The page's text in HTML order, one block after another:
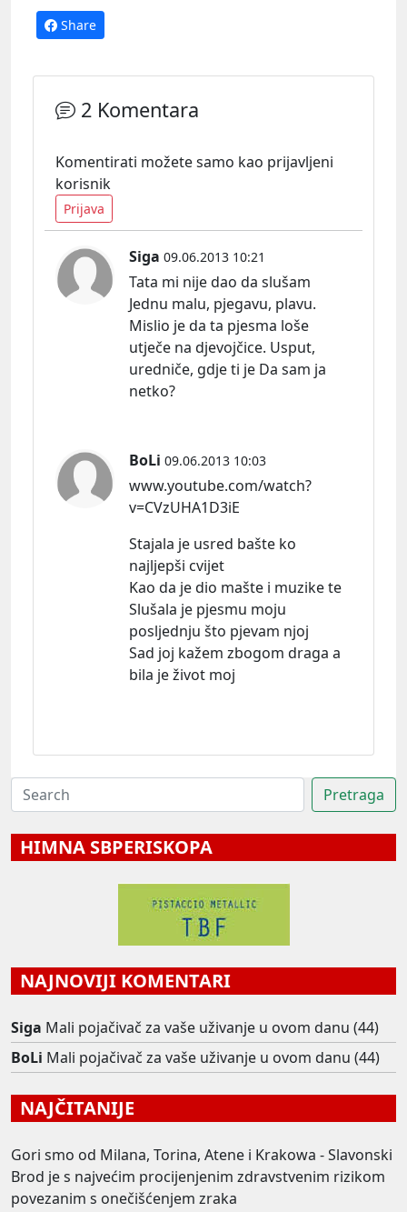
Share
2 Komentara
Komentirati možete samo kao prijavljeni
korisnik
Prijava
Siga 09.06.2013 10:21
Tata mi nije dao da slušam
Jednu malu, pjegavu, plavu.
Mislio je da ta pjesma loše
utječe na djevojčice. Usput,
uredniče, gdje ti je Da sam ja
netko?
BoLi 09.06.2013 10:03
www.youtube.com/watch?
v=CVzUHA1D3iE
Stajala je usred bašte ko
najljepši cvijet
Kao da je dio mašte i muzike te
Slušala je pjesmu moju
posljednju što pjevam njoj
Sad joj kažem zbogom draga a
bila je život moj
HIMNA SBPERISKOPA
NAJNOVIJI KOMENTARI
Siga Mali pojačivač za vaše uživanje u ovom danu (44)
BoLi Mali pojačivač za vaše uživanje u ovom danu (44)
NAJČITANIJE
Gori smo od Milana, Torina, Atene i Krakowa - Slavonski
Brod je s najvećim procijenjenim zdravstvenim rizikom
povezanim s onečišćenjem zraka